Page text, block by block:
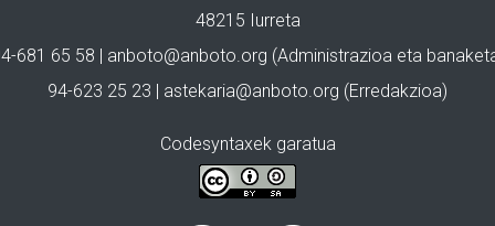
48215 Iurreta
681 65 58 | anboto@anboto.org (Administrazioa eta
94-623 25 23 | astekaria@anboto.org (Erredakzioa)
Codesyntaxek garatua